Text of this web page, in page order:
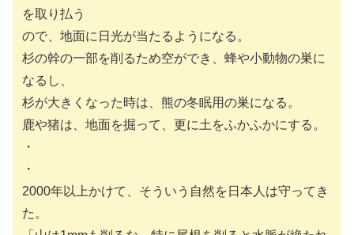
を取り払う
ので、地面に日光が当たるようになる。
杉の幹の一部を削るため空ができ、蜂や小動物の巣に
なるし、
杉が大きくなった時は、熊の冬眠用の巣になる。
鹿や猪は、地面を掘って、更に土をふかふかにする。
・
・
2000年以上かけて、そういう自然を日本人は守ってき
た。